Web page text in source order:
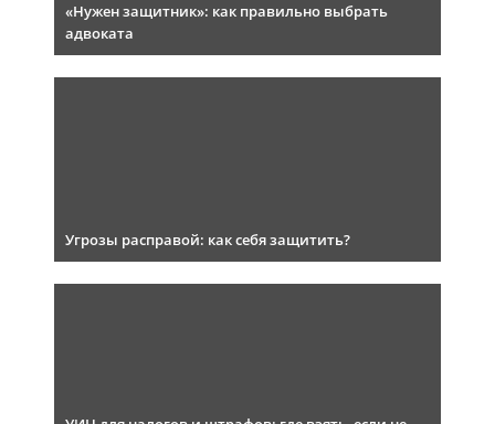
«Нужен защитник»: как правильно выбрать
адвоката
Угрозы расправой: как себя защитить?